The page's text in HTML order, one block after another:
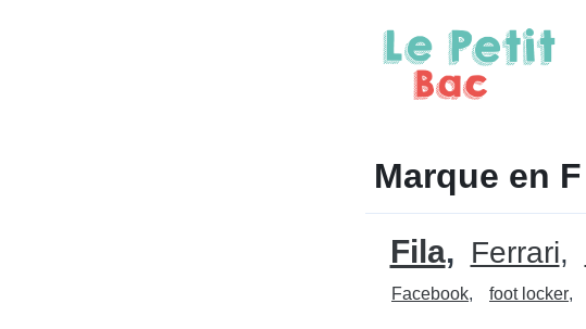
Marque en F
Fila Ferrari
Facebook foot locker